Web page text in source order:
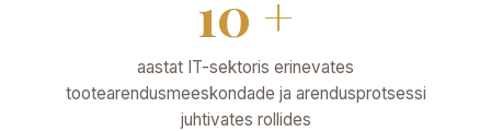
10 +
aastat IT-sektoris erinevates
tootearendusmeeskondade ja arendusprotsessi
juhtivates rollides